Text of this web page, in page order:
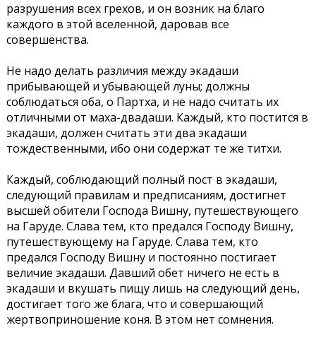
разрушения всех грехов, и он возник на благо
каждого в этой вселенной, даровав все
совершенства.
Не надо делать различия между экадаши
прибывающей и убывающей луны; должны
соблюдаться оба, о Партха, и не надо считать их
отличными от маха-двадаши. Каждый, кто постится в
экадаши, должен считать эти два экадаши
тождественными, ибо они содержат те же титхи.
Каждый, соблюдающий полный пост в экадаши,
следующий правилам и предписаниям, достигнет
высшей обители Господа Вишну, путешествующего
на Гаруде. Слава тем, кто предался Господу Вишну,
путешествующему на Гаруде. Слава тем, кто
предался Господу Вишну и постоянно постигает
величие экадаши. Давший обет ничего не есть в
экадаши и вкушать пищу лишь на следующий день,
достигает того же блага, что и совершающий
жертвоприношение коня. В этом нет сомнения.